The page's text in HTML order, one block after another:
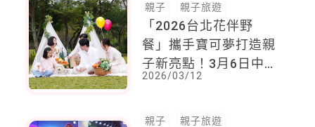
親子 親子旅遊
「2026台北花伴野
餐」攜手寶可夢打造親
子新亮點！3月6日中午
12時起在ACCUPASS
2026/03/12
親子 親子旅遊